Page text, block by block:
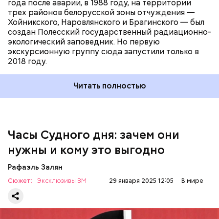
года после аварии, в 1988 году, на территории
трех районов белорусской зоны отчуждения —
Хойникского, Наровлянского и Брагинского — был
создан Полесский государственный радиационно-
экологический заповедник. Но первую
экскурсионную группу сюда запустили только в
2018 году.
Читать полностью
Часы Судного дня: зачем они
нужны и кому это выгодно
Рафаэль Залян
Сюжет: Эксклюзивы ВМ 29 января 2025 12:05 В мире
— Поскольку мы стоим на пороге второго
ядерного века и периода беспрецедентного
изменения климата, ученые вновь несут особую
ответственность за информирование
общественности и консультирование лидеров об
опасностях, с которыми сталкивается
человечество. Как ученые мы понимаем опасность
ядерного оружия, его разрушительные
последствия и узнаем, как человеческая
Каждый год — в зависимости от того, какие
события происходят в мире, — ученые,
нобелевские лауреаты и специалисты по ядерной
переводе стрелки. Например, в 2017-м причиной
перевода на полминуты вперед послужили как
выбросов углекислого газа, так и усиление
национализма во всем мире и отрицание
изменения климата.